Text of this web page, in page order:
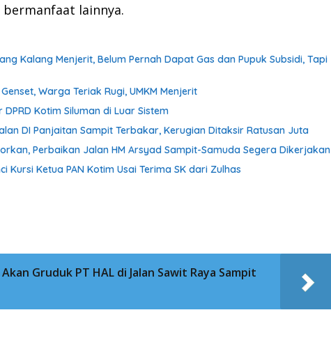
lainnya.
Kalang Menjerit, Belum Pernah Dapat Gas dan Pupuk Subsidi, Tapi
Warga Teriak Rugi, UMKM Menjerit
DPRD Kotim Siluman di Luar Sistem
DI Panjaitan Sampit Terbakar, Kerugian Ditaksir Ratusan Juta
Perbaikan Jalan HM Arsyad Sampit-Samuda Segera Dikerjakan
Kursi Ketua PAN Kotim Usai Terima SK dari Zulhas
Gruduk PT HAL di Jalan Sawit Raya Sampit